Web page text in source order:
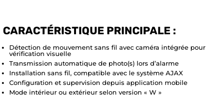
CARACTÉRISTIQUE PRINCIPALE :
Détection de mouvement sans fil avec caméra intégrée pour
vérification visuelle
Transmission automatique de photo(s) lors d’alarme
Installation sans fil, compatible avec le système AJAX
Configuration et supervision depuis application mobile
Mode intérieur ou extérieur selon version « W »